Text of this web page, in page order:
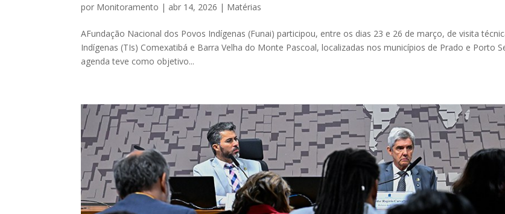
por Monitoramento | abr 14, 2026 | Matérias
AFundação Nacional dos Povos Indígenas (Funai) participou, entre os dias 23 e 26 de março, de visita
Indígenas (TIs) Comexatibá e Barra Velha do Monte Pascoal, localizadas nos municípios de Prado e Porto
agenda teve como objetivo...